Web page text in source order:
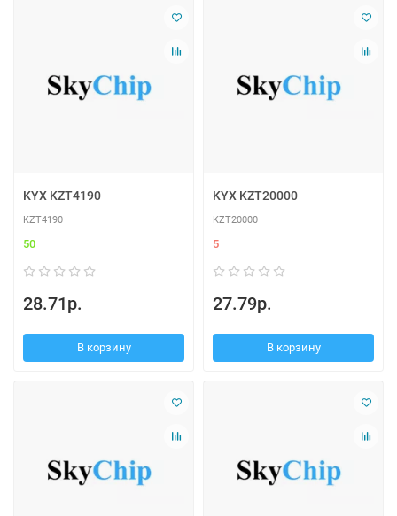
KYX KZT4190
KZT4190
50
28.71р.
В корзину
KYX KZT20000
KZT20000
5
27.79р.
В корзину